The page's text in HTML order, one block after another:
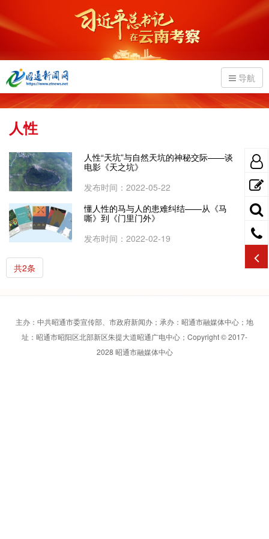
导航
人性
人性“天坑”与自然天坑的神秘交际——谈
电影《天之坑》
发布时间：2022-05-22
懂人性的马与人的患难纠结——从《马
嘶》到《门里门外》
发布时间：2022-02-19
共2条
主办：中共昭通市委宣传部、市政府新闻办；承办：昭通市融媒体中心；地
址：昭通市昭阳区北部新区朱提大道昭通广电中心；Copyright © 2017-
2028 昭通市融媒体中心